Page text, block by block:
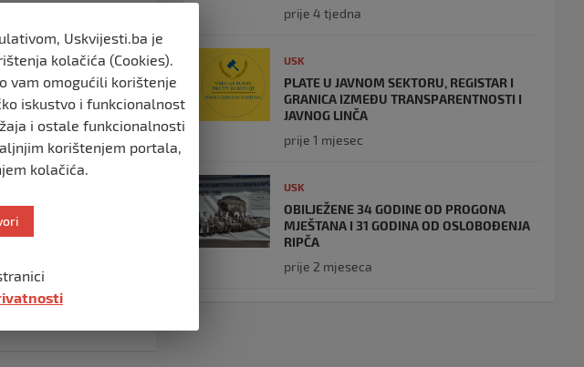
o
k
sati. Prijedlog
komisiju.
država je moguća!
je tragična
prije 4 tjedna
USK
PLATE U JAVNOM SEKTORU, REGISTAR I
GRANICA IZMEĐU TRANSPARENTNOSTI I
JAVNOG LINČA
prije 1 mjesec
USK
OBILJEŽENE 34 GODINE OD PROGONA
MJEŠTANA I 31 GODINA OD OSLOBOĐENJA
RIPČA
prije 2 mjeseca
Uskvijesti.ba je
kolačića (Cookies).
vam omogućili korištenje
iskustvo i funkcionalnost
i ostale funkcionalnosti
korištenjem portala,
kolačića.